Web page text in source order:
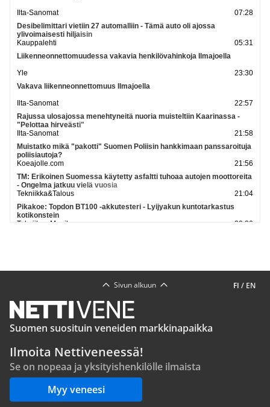
Ilta-Sanomat
07:28
Desibelimittari vietiin 27 automalliin - Tämä auto oli ajossa
ylivoimaisesti hiljaisin
Kauppalehti
05:31
Liikenneonnettomuudessa vakavia henkilövahinkoja Ilmajoella
Yle
23:30
Vakava liikenneonnettomuus Ilmajoella
Ilta-Sanomat
22:57
Rajussa ulosajossa menehtyneitä nuoria muisteltiin Kaarinassa -
"Pelottaa hirveästi"
Ilta-Sanomat
21:58
Muistatko mikä "pakotti" Suomen Poliisin hankkimaan panssaroituja
poliisiautoja?
Koeajolle.com
21:56
TM: Erikoinen Suomessa käytetty asfaltti tuhoaa autojen moottoreita
- Ongelma jatkuu vielä vuosia
Tekniikka&Talous
21:04
Pikakoe: Topdon BT100 -akkutesteri - Lyijyakun kuntotarkastus
kotikonstein
Tekniikan Maailma
20:36
FI / EN
Sivun alkuun
Suomen suosituin veneiden markkinapaikka
Ilmoita Nettiveneessä!
Se on nopeaa ja yksityishenkilölle ilmaista
Myy veneesi